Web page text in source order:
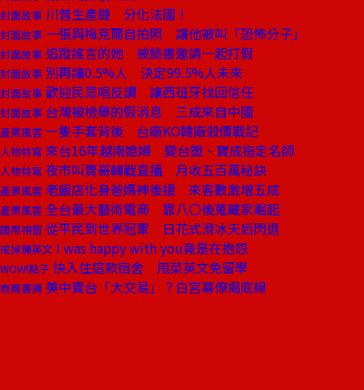
封面故事 川普生產鏈 分化法國！
封面故事 一張與梅克爾自拍照 讓他被叫「恐怖分子」
封面故事 追蹤謠言的她 被臉書邀請一起打假
封面故事 別再讓0.5%人 決定99.5%人未來
封面故事 歡迎民眾唱反調 讓西班牙找回信任
封面故事 台灣被檢舉的假消息 三成來自中國
產業風雲 一隻手套背後 台廠KO韓廠殺價戰記
人物特寫 來台16年越南媳婦 變台塑、寶成指定名師
人物特寫 夜市叫賣哥轉戰直播 月收五百萬秘訣
產業風雲 老飯店化身爸媽神後援 來客數激增五成
產業風雲 全台最大藝術電商 靠八〇後蒐藏家崛起
國際視窗 從平民到世界冠軍 日花式滑冰天后閃退
戒掉爛英文 I was happy with you竟是在抱怨
WOW!點子 快入住這款宿舍 甩菜英文免留學
商周書摘 美中賣台「大交易」？白宮幕僚揭底線